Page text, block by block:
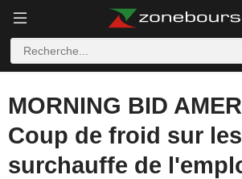
MORNING BID
Coup de froid sur
surchauffe de